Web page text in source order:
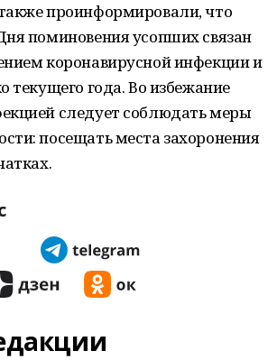
проинформировали, что
поминовения усопших связан
коронавирусной инфекции и
текущего года. Во избежание
следует соблюдать меры
посещать места захоронения